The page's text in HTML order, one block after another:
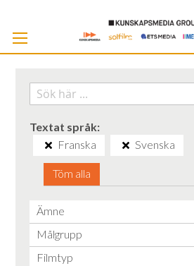
Textat språk
Franska
Svenska
Töm alla
Ämne
Målgrupp
Filmtyp